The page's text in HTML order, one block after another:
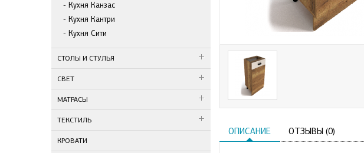
Кухня Канзас
Кухня Кантри
Кухня Сити
СТОЛЫ И СТУЛЬЯ
СВЕТ
МАТРАСЫ
ТЕКСТИЛЬ
КРОВАТИ
ОПИСАНИЕ ОТЗЫВЫ (0)